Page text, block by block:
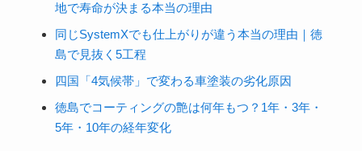
地で寿命が決まる本当の理由
同じSystemXでも仕上がりが違う本当の理由｜徳
島で見抜く5工程
四国「4気候帯」で変わる車塗装の劣化原因
徳島でコーティングの艶は何年もつ？1年・3年・
5年・10年の経年変化